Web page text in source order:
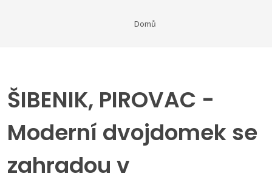
Domů
ŠIBENIK, PIROVAC -
Moderní dvojdomek se
zahradou v